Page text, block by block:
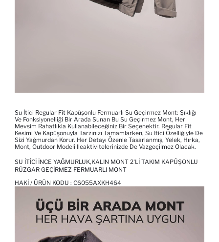
Su İtici Regular Fit Kapüşonlu Fermuarlı Su Geçirmez Mont: Şıklığı
Ve Fonksiyonelliği Bir Arada Sunan Bu Su Geçirmez Mont, Her
Mevsim Rahatlıkla Kullanabileceğiniz Bir Seçenektir. Regular Fit
Kesimi Ve Kapüşonuyla Tarzınızı Tamamlarken, Su Itici Özelliğiyle De
Sizi Yağmurdan Korur. Her Detayı Özenle Tasarlanmış, Yelek, Hırka,
Mont, Outdoor Modeli Ileaktivitelerinizde De Vazgeçilmez Olacak.
SU İTICI İNCE YAĞMURLUK,KALIN MONT 2'LI TAKIM KAPÜŞONLU
RÜZGAR GEÇIRMEZ FERMUARLI MONT
HAKI / ÜRÜN KODU : C6055AXKH464